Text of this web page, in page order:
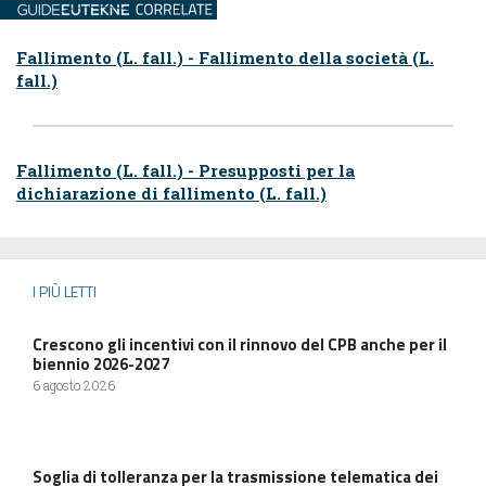
Fallimento (L. fall.) - Fallimento della società (L.
fall.)
Fallimento (L. fall.) - Presupposti per la
dichiarazione di fallimento (L. fall.)
I PIÙ LETTI
Crescono gli incentivi con il rinnovo del CPB anche per il
biennio 2026-2027
6 agosto 2026
Soglia di tolleranza per la trasmissione telematica dei